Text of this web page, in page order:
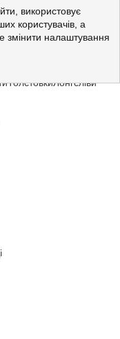
використовує
користувачів, а
змінити налаштування
ТолстовкиЛонгсліви